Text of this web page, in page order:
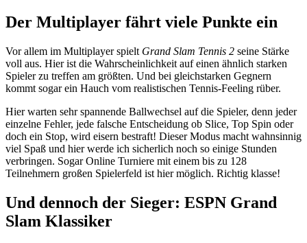
Der Multiplayer fährt viele Punkte ein
Vor allem im Multiplayer spielt Grand Slam Tennis 2 seine Stärke
voll aus. Hier ist die Wahrscheinlichkeit auf einen ähnlich starken
Spieler zu treffen am größten. Und bei gleichstarken Gegnern
kommt sogar ein Hauch vom realistischen Tennis-Feeling rüber.
Hier warten sehr spannende Ballwechsel auf die Spieler, denn jeder
einzelne Fehler, jede falsche Entscheidung ob Slice, Top Spin oder
doch ein Stop, wird eisern bestraft! Dieser Modus macht wahnsinnig
viel Spaß und hier werde ich sicherlich noch so einige Stunden
verbringen. Sogar Online Turniere mit einem bis zu 128
Teilnehmern großen Spielerfeld ist hier möglich. Richtig klasse!
Und dennoch der Sieger: ESPN Grand
Slam Klassiker